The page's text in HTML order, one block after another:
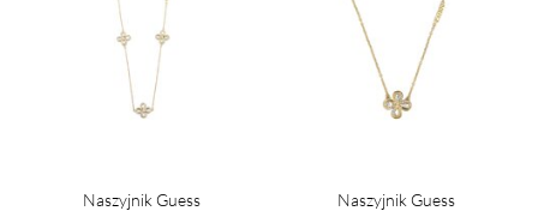
Naszyjnik Guess Naszyjnik Guess